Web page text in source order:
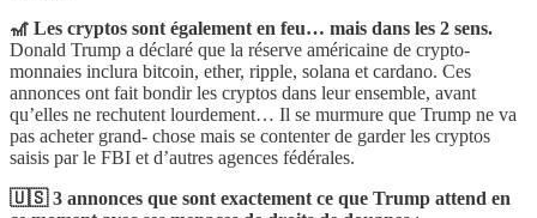
🎢 Les cryptos sont également en feu… mais dans les 2 sens.
Donald Trump a déclaré que la réserve américaine de crypto-
monnaies inclura bitcoin, ether, ripple, solana et cardano. Ces
annonces ont fait bondir les cryptos dans leur ensemble, avant
qu’elles ne rechutent lourdement… Il se murmure que Trump ne va
pas acheter grand- chose mais se contenter de garder les cryptos
saisis par le FBI et d’autres agences fédérales.
🇺🇸 3 annonces que sont exactement ce que Trump attend en